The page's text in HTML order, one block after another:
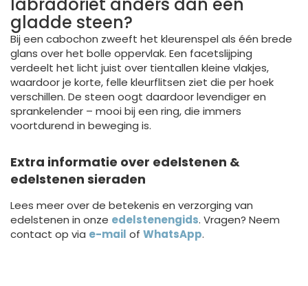
gladde steen?
Bij een cabochon zweeft het kleurenspel als één brede
glans over het bolle oppervlak. Een facetslijping
verdeelt het licht juist over tientallen kleine vlakjes,
waardoor je korte, felle kleurflitsen ziet die per hoek
verschillen. De steen oogt daardoor levendiger en
sprankelender – mooi bij een ring, die immers
voortdurend in beweging is.
Extra informatie over edelstenen &
edelstenen sieraden
Lees meer over de betekenis en verzorging van
edelstenen in onze edelstenengids. Vragen? Neem
contact op via e-mail of WhatsApp.